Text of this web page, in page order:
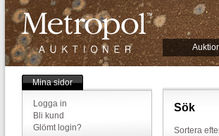
Mina sidor
Logga in
Bli kund
Glömt login?
Sök
Sortera